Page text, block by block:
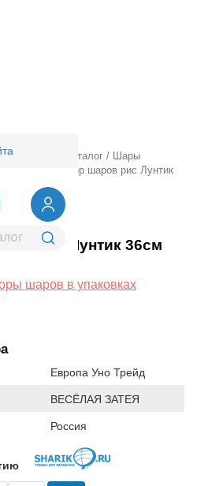
/ Оптовый каталог /
Шары
Набор шаров рис Лунтик
рис Лунтик 36см
шаров в упаковках
Европа Уно Трейд
ВЕСЁЛАЯ ЗАТЕЯ
Россия